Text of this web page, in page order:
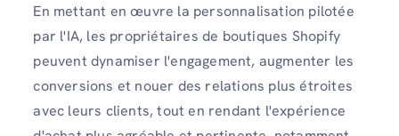
En mettant en œuvre la personnalisation pilotée
par l'IA, les propriétaires de boutiques Shopify
peuvent dynamiser l'engagement, augmenter les
conversions et nouer des relations plus étroites
avec leurs clients, tout en rendant l'expérience